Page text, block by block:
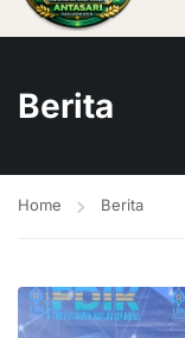
Berita
Home Berita